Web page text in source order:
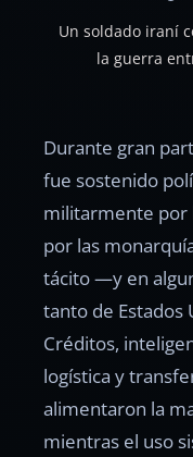
Un soldado iraní
la guerra
Durante gran
fue sostenido
militarmente por
por las
tácito —y en
tanto de Estados
Créditos,
logística y
alimentaron la
mientras el uso